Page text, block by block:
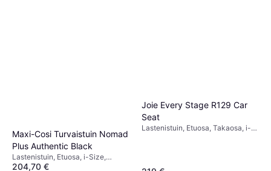
Maxi-Cosi Turvaistuin Nomad
Plus Authentic Black
Lastenistuin, Etuosa, i-Size,
Säädettävä pääntuki, Pestävä
204,70 €
Joie Every Stage R129 Car
Seat
Lastenistuin, Etuosa, Takaosa, i-